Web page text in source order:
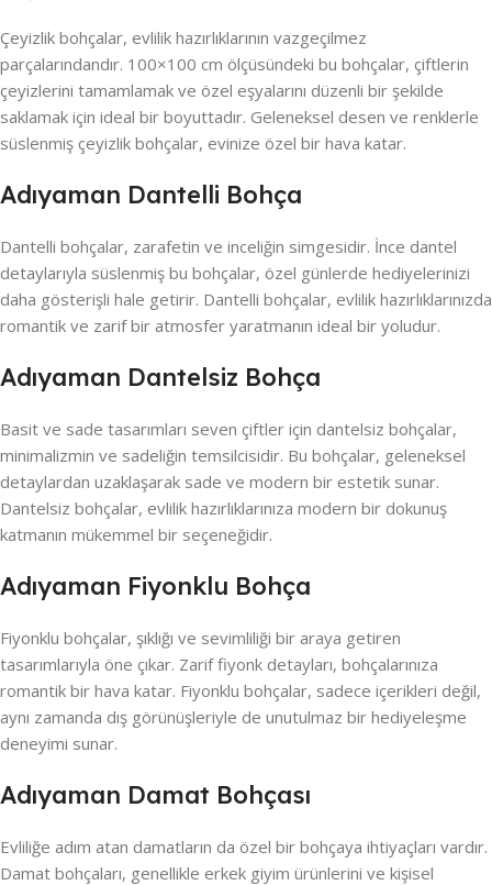
Çeyizlik bohçalar, evlilik hazırlıklarının vazgeçilmez
parçalarındandır. 100×100 cm ölçüsündeki bu bohçalar, çiftlerin
çeyizlerini tamamlamak ve özel eşyalarını düzenli bir şekilde
saklamak için ideal bir boyuttadır. Geleneksel desen ve renklerle
süslenmiş çeyizlik bohçalar, evinize özel bir hava katar.
Adıyaman Dantelli Bohça
Dantelli bohçalar, zarafetin ve inceliğin simgesidir. İnce dantel
detaylarıyla süslenmiş bu bohçalar, özel günlerde hediyelerinizi
daha gösterişli hale getirir. Dantelli bohçalar, evlilik hazırlıklarınızda
romantik ve zarif bir atmosfer yaratmanın ideal bir yoludur.
Adıyaman Dantelsiz Bohça
Basit ve sade tasarımları seven çiftler için dantelsiz bohçalar,
minimalizmin ve sadeliğin temsilcisidir. Bu bohçalar, geleneksel
detaylardan uzaklaşarak sade ve modern bir estetik sunar.
Dantelsiz bohçalar, evlilik hazırlıklarınıza modern bir dokunuş
katmanın mükemmel bir seçeneğidir.
Adıyaman Fiyonklu Bohça
Fiyonklu bohçalar, şıklığı ve sevimliliği bir araya getiren
tasarımlarıyla öne çıkar. Zarif fiyonk detayları, bohçalarınıza
romantik bir hava katar. Fiyonklu bohçalar, sadece içerikleri değil,
aynı zamanda dış görünüşleriyle de unutulmaz bir hediyeleşme
deneyimi sunar.
Adıyaman Damat Bohçası
Evliliğe adım atan damatların da özel bir bohçaya ihtiyaçları vardır.
Damat bohçaları, genellikle erkek giyim ürünlerini ve kişisel